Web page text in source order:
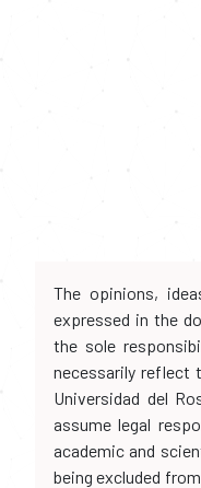
The opinions,
expressed in the
the sole
necessarily reflect
Universidad del
assume legal
academic and
being excluded